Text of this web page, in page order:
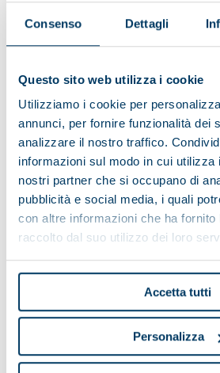
Consenso Dettagli
Questo sito web utilizza i cookie
Utilizziamo i cookie per
annunci, per fornire funzionalità dei
analizzare il nostro traffico.
informazioni sul modo in cui utilizza
nostri partner che si occupano di
pubblicità e social media, i quali
con altre informazioni che ha fornito
raccolto dal suo utilizzo dei loro
Accetta tutti
Personalizza
Número_polos
Voltaje (V)
Frecuencia (Hz)
Puesta en marcha
Velocidad (rpm)
Diámetro tambor (mm)
Peso máquina (Kg)
Peso tambor (Kg)